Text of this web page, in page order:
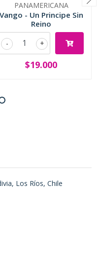
PANAMERICANA
Vango - Un Principe Sin
Reino
+
-
$19.000
Los Ríos, Chile